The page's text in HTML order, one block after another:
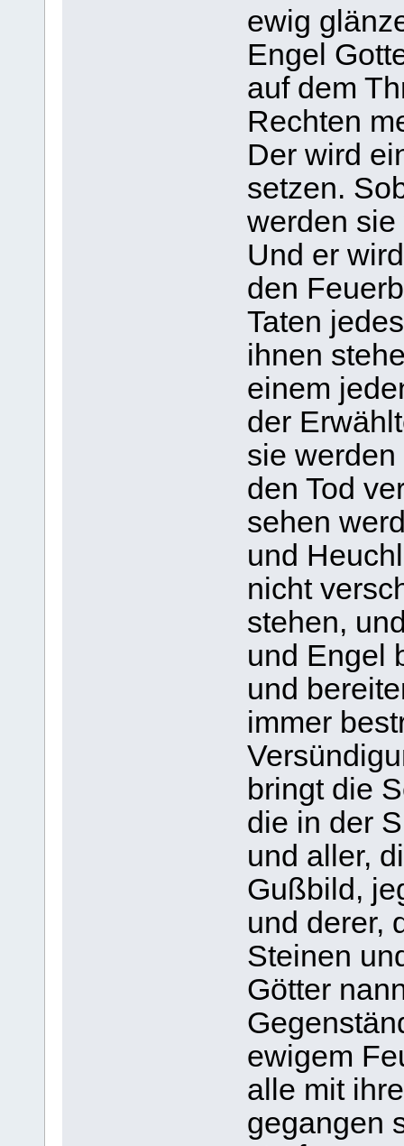
ewig
Engel
auf dem
Rechten
Der wird
setzen.
werden
Und er
den
Taten
ihnen
einem
der
sie
den Tod
sehen
und
nicht
stehen,
und Engel
und
immer
bringt die
die in der
und aller,
Gußbild,
und derer,
Steinen
Götter
ewigem
alle mit
gegangen